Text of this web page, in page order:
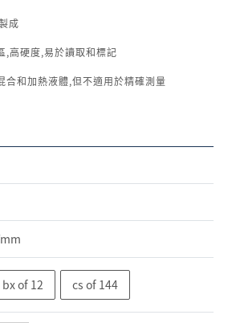
成
,高硬度,易於讀取和標記
合和加熱液體,但不適用於精確測量
bx of 12 cs of 144